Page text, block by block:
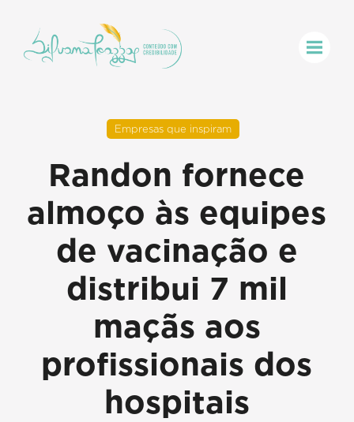
Empresas que inspiram
Randon fornece
almoço às equipes
de vacinação e
distribui 7 mil
maçãs aos
profissionais dos
hospitais